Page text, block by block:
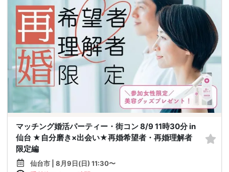
マッチング婚活パーティー・街コン 8/9 11時30分 in
仙台 ★自分磨き×出会い★再婚希望者・再婚理解者
限定編
仙台市 | 8月9日(日) 11:30〜